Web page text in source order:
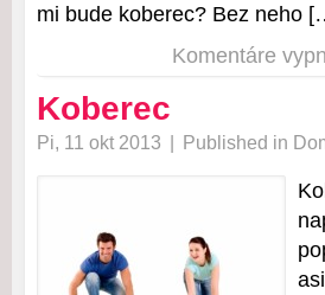
mi bude koberec? Bez neho
Komentáre
Koberec
Pi, 11 okt 2013 | Published in